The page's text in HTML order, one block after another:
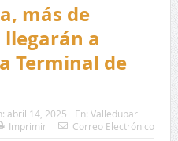
más de
llegarán a
Terminal de
abril 14, 2025 En: Valledupar
Imprimir Correo Electrónico